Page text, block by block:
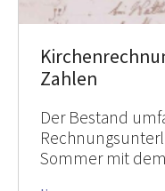
Zahlen
Der Bestand
Sommer mit